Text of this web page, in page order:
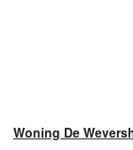
Woning De